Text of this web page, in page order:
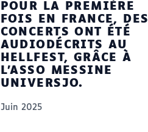
POUR LA PREMIÈRE
FOIS EN FRANCE, DES
CONCERTS ONT ÉTÉ
AUDIODÉCRITS AU
HELLFEST, GRÂCE À
L’ASSO MESSINE
UNIVERSJO.
Juin 2025